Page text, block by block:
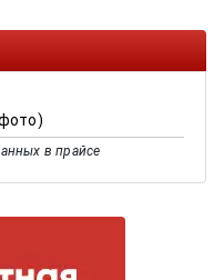
в прайсе